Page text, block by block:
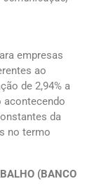
empresas
ao
de 2,94% a
acontecendo
da
no termo
(BANCO